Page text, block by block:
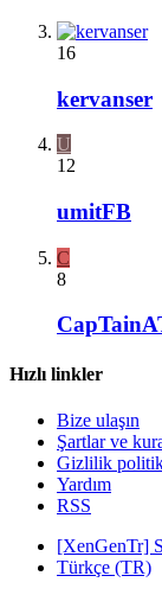
16
kervanser
U
12
umitFB
C
8
Hızlı linkler
Bize ulaşın
Şartlar ve
Gizlilik
Yardım
RSS
[XenGenTr]
Türkçe (TR)